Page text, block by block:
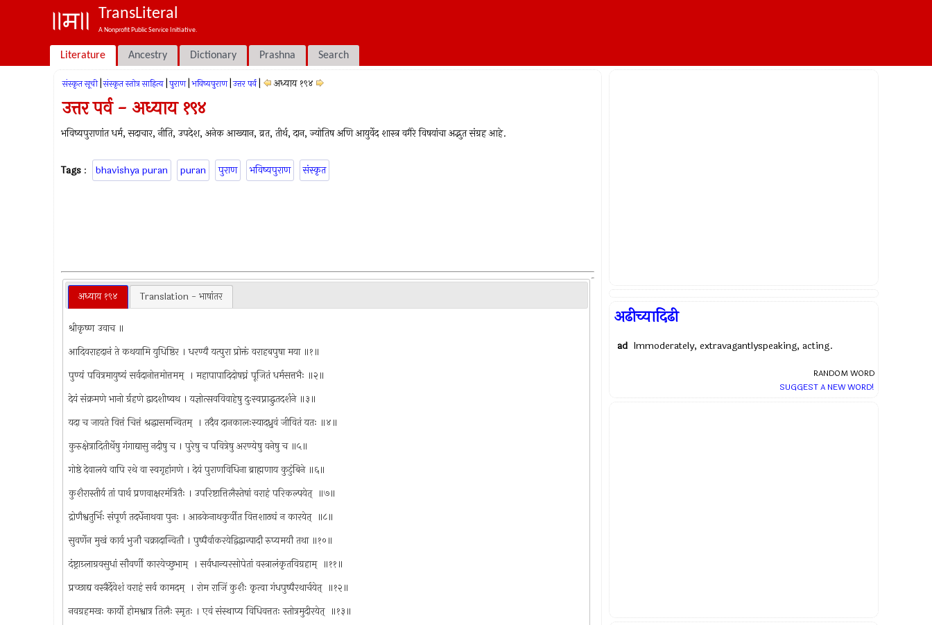
TransLiteral
A Nonprofit Public Service Initiative.
Literature Ancestry Dictionary Prashna Search
संस्कृत सूची संस्कृत स्तोत्र साहित्य पुराण भविष्यपुराण उत्तर पर्व अध्याय १९४
उत्तर पर्व - अध्याय १९४
भविष्यपुराणांत धर्म, सदाचार, नीति, उपदेश, अनेक आख्यान, व्रत, तीर्थ, दान, ज्योतिष अणि आयुर्वेद शास्त्र वगैरे विषयांचा अद्भुत संग्रह आहे.
Tags : bhavishya puran puran पुराण भविष्यपुराण संस्कृत
अध्याय १९४ Translation - भाषांतर
श्रीकृष्ण उवाच ॥
आदिवराहदानं ते कथयामि युधिष्ठिर । धरण्यै यत्पुरा प्रोक्तं वराहबपुषा मया ॥१॥
पुण्यं पवित्रमायुष्यं सर्वदानोत्तमोत्तमम् ‍ । महापापादिदोषघ्नं पूजितं धर्मसत्तभैः ॥२॥
देयं संक्रमणे भानो र्ग्रहणे द्वादशीष्वथ । यज्ञोत्सवविवाहेषु दुःस्वप्नाद्धुतदर्शने ॥३॥
यदा च जायते वित्तं चित्तं श्रद्धासमन्वितम् ‍ । तदैव दानकालःस्यादध्रुवं जीवितं यतः ॥४॥
कुरुक्षेत्रादितीर्थेषु गंगाद्यासु नदीषु च । पुरेषु च पवित्रेषु अरण्येषु वनेषु च ॥५॥
गोष्ठे देवालये वापि रथे वा स्वगृहांगणे । देयं पुराणविधिना ब्राह्मणाय कुटुंबिने ॥६॥
कुशैरास्तीर्य तां पार्थ प्रणवाक्षरमंत्रितैः । उपरिष्टात्तिलैस्तेषां वराहं परिकल्पयेत् ‍ ॥७॥
द्रोणैश्वतुर्भिः संपूर्ण तदर्धेनाथवा पुनः । आढकेनाथकुर्वीत वित्तशाठ्यं न कारयेत् ‍ ॥८॥
सुवर्णेन मुखं कार्य भुजौ चक्रादान्वितौ । पुष्पैर्वाकरयेद्विद्वान्पादौ रुप्यमयौ तथा ॥१०॥
दंष्ट्राग्र्लाग्रवसुधां सौवर्णी कारयेच्छुभाम् ‍ । सर्वधान्यरसोपेतां वस्त्रालंकृतविग्रहाम् ‍ ॥११॥
प्रच्छाद्य वस्त्रैर्देवेशं वराहं सर्व कामदम् ‍ । रोम राजिं कुशैः कृत्वा गंधपुष्पैरथार्चयेत् ‍ ॥१२॥
नवग्रहमखः कार्यो होमश्वात्र तिलैः स्मृतः । एवं संस्थाप्य विधिवत्ततः स्तोत्रमुदीरयेत् ‍ ॥१३॥
अढीच्यादिढी
ad Immoderately, extravagantlyspeaking, acting.
RANDOM WORD
SUGGEST A NEW WORD!